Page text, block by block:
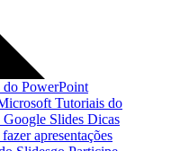
do PowerPoint
Tutoriais do
Google Slides Dicas
apresentações